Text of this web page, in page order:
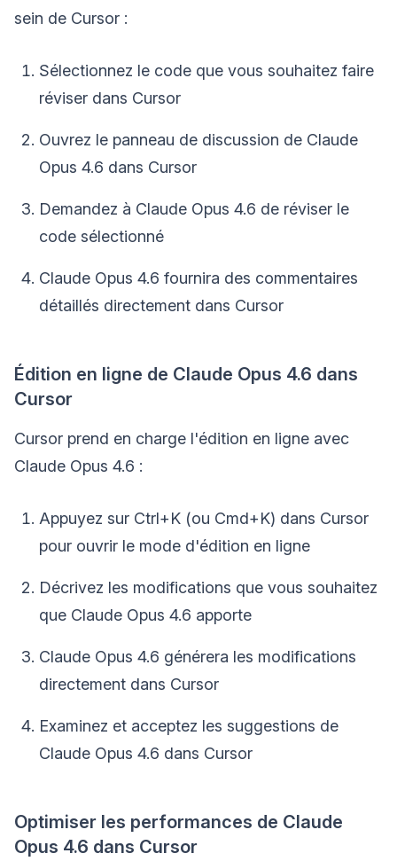
sein de Cursor :
Sélectionnez le code que vous souhaitez faire
réviser dans Cursor
Ouvrez le panneau de discussion de Claude
Opus 4.6 dans Cursor
Demandez à Claude Opus 4.6 de réviser le
code sélectionné
Claude Opus 4.6 fournira des commentaires
détaillés directement dans Cursor
Édition en ligne de Claude Opus 4.6 dans
Cursor
Cursor prend en charge l'édition en ligne avec
Claude Opus 4.6 :
Appuyez sur Ctrl+K (ou Cmd+K) dans Cursor
pour ouvrir le mode d'édition en ligne
Décrivez les modifications que vous souhaitez
que Claude Opus 4.6 apporte
Claude Opus 4.6 générera les modifications
directement dans Cursor
Examinez et acceptez les suggestions de
Claude Opus 4.6 dans Cursor
Optimiser les performances de Claude
Opus 4.6 dans Cursor